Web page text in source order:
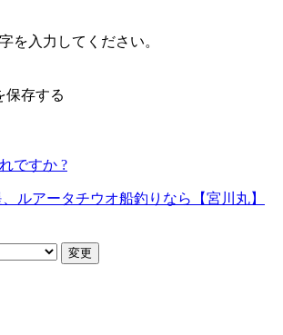
を入力してください。
保存する
ですか ?
ルアータチウオ船釣りなら【宮川丸】